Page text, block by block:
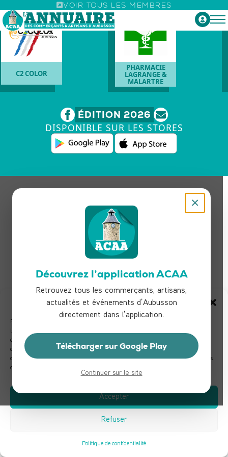
Gérer le consentement
Pour offrir les meilleures expériences, nous utilisons des technologies telles que
les cookies pour stocker et/ou accéder aux informations des appareils. Le fait de
consentir à ces technologies nous permettra de traiter des données telles que le
comportement de navigation ou les ID uniques sur ce site. Le fait de ne pas
consentir ou de retirer son consentement peut avoir un effet négatif sur certaines
caractéristiques et fonctions.
Accepter
Refuser
Politique de confidentialité
VOIR TOUS LES MEMBRES
TOUS LES COMMERÇANTS & ARTISANS
C2 COLOR
PHARMACIE
LAGRANGE &
MALARTRE
ÉDITION 2026
DISPONIBLE SUR LES STORES
×
Découvrez l’application ACAA
Retrouvez tous les commerçants, artisans,
actualités et événements d’Aubusson
directement dans l’application.
Télécharger sur Google Play
Continuer sur le site